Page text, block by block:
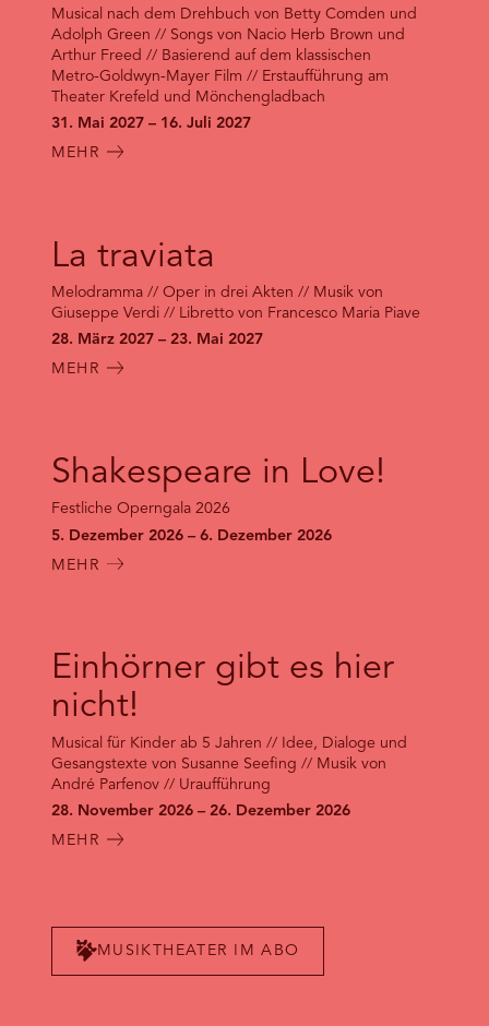
Musical nach dem Drehbuch von Betty Comden und
Adolph Green // Songs von Nacio Herb Brown und
Arthur Freed // Basierend auf dem klassischen
Metro-Goldwyn-Mayer Film // Erstaufführung am
Theater Krefeld und Mönchengladbach
31. Mai 2027 – 16. Juli 2027
MEHR
La traviata
Melodramma // Oper in drei Akten // Musik von
Giuseppe Verdi // Libretto von Francesco Maria Piave
28. März 2027 – 23. Mai 2027
MEHR
Shakespeare in Love!
Festliche Operngala 2026
5. Dezember 2026 – 6. Dezember 2026
MEHR
Einhörner gibt es hier
nicht!
Musical für Kinder ab 5 Jahren // Idee, Dialoge und
Gesangstexte von Susanne Seefing // Musik von
André Parfenov // Uraufführung
28. November 2026 – 26. Dezember 2026
MEHR
MUSIKTHEATER IM ABO